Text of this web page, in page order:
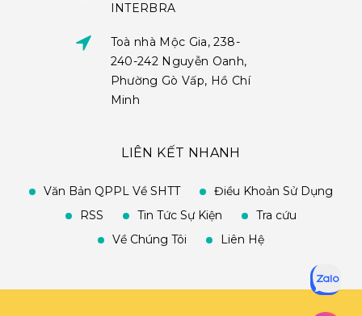
INTERBRA
Toà nhà Mộc Gia, 238-
240-242 Nguyễn Oanh,
Phường Gò Vấp, Hồ Chí
Minh
LIÊN KẾT NHANH
Văn Bản QPPL Về SHTT
Điều Khoản Sử Dụng
RSS
Tin Tức Sự Kiện
Tra cứu
Về Chúng Tôi
Liên Hệ